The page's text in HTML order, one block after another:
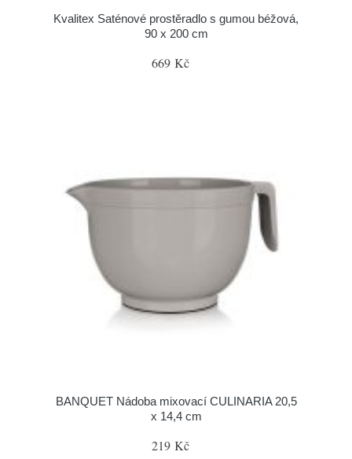
Kvalitex Saténové prostěradlo s gumou béžová,
90 x 200 cm
669 Kč
BANQUET Nádoba mixovací CULINARIA 20,5
x 14,4 cm
219 Kč